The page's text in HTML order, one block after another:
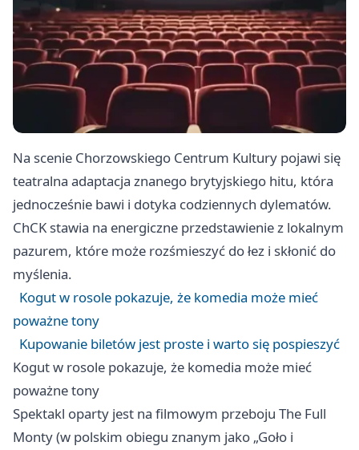
Na scenie Chorzowskiego Centrum Kultury pojawi się
teatralna adaptacja znanego brytyjskiego hitu, która
jednocześnie bawi i dotyka codziennych dylematów.
ChCK stawia na energiczne przedstawienie z lokalnym
pazurem, które może rozśmieszyć do łez i skłonić do
myślenia.
Kogut w rosole pokazuje, że komedia może mieć
poważne tony
Kupowanie biletów jest proste i warto się pospieszyć
Kogut w rosole pokazuje, że komedia może mieć
poważne tony
Spektakl oparty jest na filmowym przeboju The Full
Monty (w polskim obiegu znanym jako „Goło i